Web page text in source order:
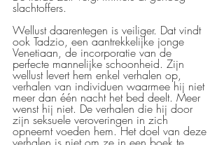
slachtoffers.
Wellust daarentegen is veiliger. Dat vindt
ook Tadzio, een aantrekkelijke jonge
Venetiaan, de incorporatie van de
perfecte mannelijke schoonheid. Zijn
wellust levert hem enkel verhalen op,
verhalen van individuen waarmee hij niet
meer dan één nacht het bed deelt. Meer
wenst hij niet. De verhalen die hij door
zijn seksuele veroveringen in zich
opneemt voeden hem. Het doel van deze